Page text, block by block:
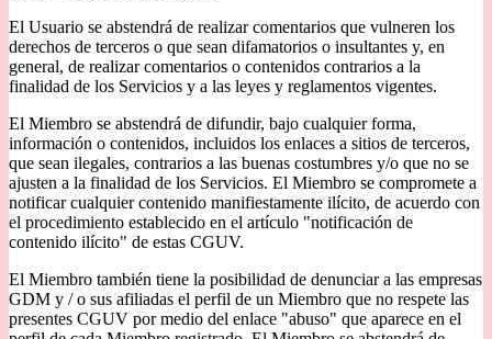
El Usuario se abstendrá de realizar comentarios que vulneren los
derechos de terceros o que sean difamatorios o insultantes y, en
general, de realizar comentarios o contenidos contrarios a la
finalidad de los Servicios y a las leyes y reglamentos vigentes.
El Miembro se abstendrá de difundir, bajo cualquier forma,
información o contenidos, incluidos los enlaces a sitios de terceros,
que sean ilegales, contrarios a las buenas costumbres y/o que no se
ajusten a la finalidad de los Servicios. El Miembro se compromete a
notificar cualquier contenido manifiestamente ilícito, de acuerdo con
el procedimiento establecido en el artículo "notificación de
contenido ilícito" de estas CGUV.
El Miembro también tiene la posibilidad de denunciar a las empresas
GDM y / o sus afiliadas el perfil de un Miembro que no respete las
presentes CGUV por medio del enlace "abuso" que aparece en el